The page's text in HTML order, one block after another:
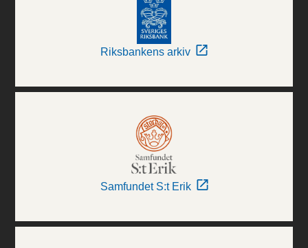
Riksbankens arkiv
Samfundet S:t Erik